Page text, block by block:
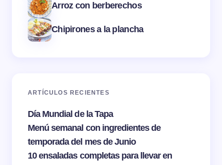
Arroz con berberechos
Chipirones a la plancha
ARTÍCULOS RECIENTES
Día Mundial de la Tapa
Menú semanal con ingredientes de
temporada del mes de Junio
10 ensaladas completas para llevar en